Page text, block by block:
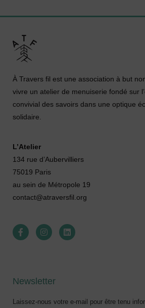
À Travers fil est une association à but
vivre un atelier de menuiserie fondé sur
convivial des savoirs dans une optique
solidaire.
L’Atelier
134 rue d’Aubervilliers
75019 Paris
au sein de Métropole 19
contact@atraversfil.org
Newsletter
Laissez-nous votre e-mail pour être tenu